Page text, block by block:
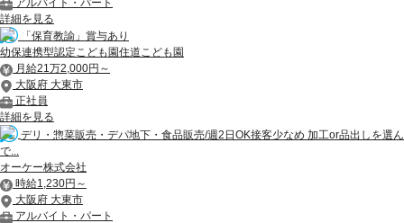
詳細を見る
「保育教諭」賞与あり
幼保連携型認定こども園住道こども園
月給21万2,000円～
大阪府 大東市
正社員
詳細を見る
デリ・惣菜販売・デパ地下・食品販売/週2日OK接客少なめ 加工or品出しを選ん
で...
オーケー株式会社
時給1,230円～
大阪府 大東市
アルバイト・パート